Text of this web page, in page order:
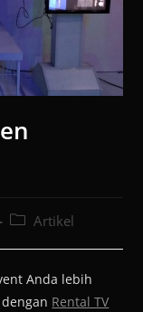
Artikel
Anda lebih
Rental TV